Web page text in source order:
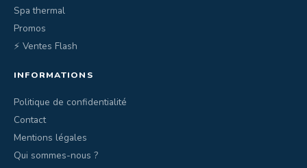
Spa thermal
Promos
⚡ Ventes Flash
INFORMATIONS
Politique de confidentialité
Contact
Mentions légales
Qui sommes-nous ?